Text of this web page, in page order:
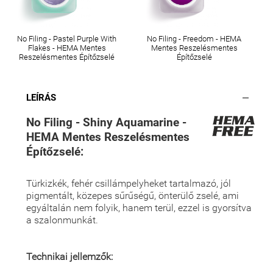
No Filing - Pastel Purple With
Flakes - HEMA Mentes
Reszelésmentes Építőzselé
No Filing - Freedom - HEMA
Mentes Reszelésmentes
Építőzselé
LEÍRÁS
No Filing - Shiny Aquamarine -
HEMA Mentes Reszelésmentes
Építőzselé:
Türkizkék, fehér csillámpelyheket tartalmazó, jól
pigmentált, közepes sűrűségű, önterülő zselé, ami
egyáltalán nem folyik, hanem terül, ezzel is gyorsítva
a szalonmunkát.
Technikai jellemzők: